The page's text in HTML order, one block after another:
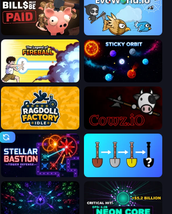
Bills Must Be Paid
Legend Of Fireball Sticky Orbit
Ragdoll Factory Idle cowz.io
Stellar Bastion